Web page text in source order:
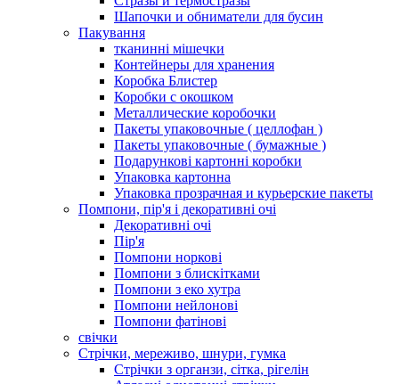
Шапочки и обниматели для бусин
Пакування
тканинні мішечки
Контейнеры для хранения
Коробка Блистер
Коробки с окошком
Металлические коробочки
Пакеты упаковочные ( целлофан )
Пакеты упаковочные ( бумажные )
Подарункові картонні коробки
Упаковка картонна
Упаковка прозрачная и курьерские пакеты
Помпони, пір'я і декоративні очі
Декоративні очі
Пір'я
Помпони норкові
Помпони з блискітками
Помпони з еко хутра
Помпони нейлонові
Помпони фатінові
свічки
Стрічки, мереживо, шнури, гумка
Стрічки з органзи, сітка, рігелін